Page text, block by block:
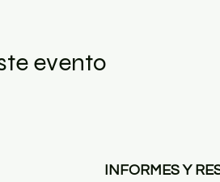
evento
INFORMES Y